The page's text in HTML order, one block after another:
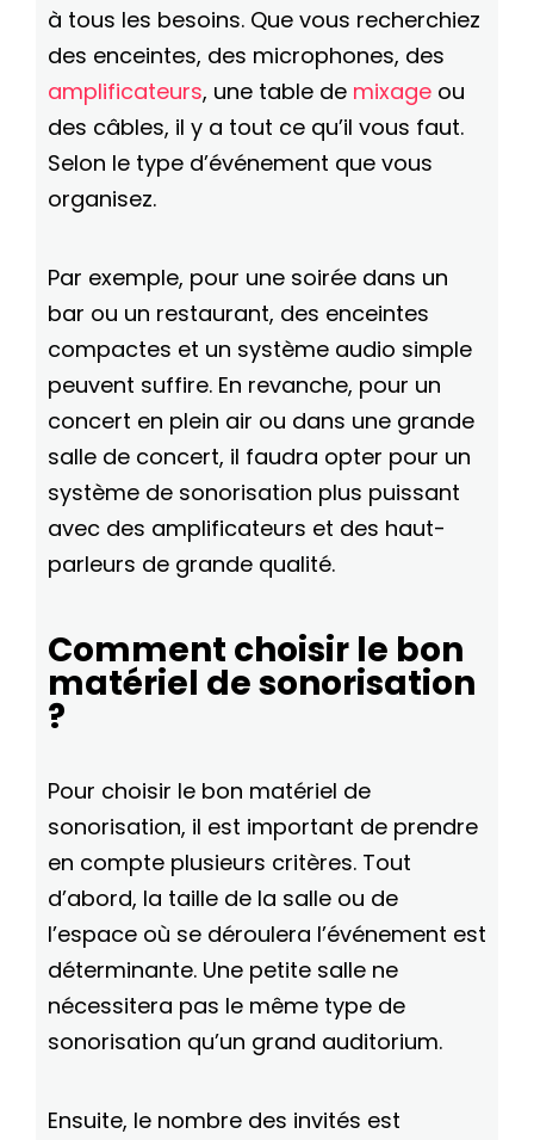
à tous les besoins. Que vous recherchiez
des enceintes, des microphones, des
amplificateurs, une table de mixage ou
des câbles, il y a tout ce qu’il vous faut.
Selon le type d’événement que vous
organisez.
Par exemple, pour une soirée dans un
bar ou un restaurant, des enceintes
compactes et un système audio simple
peuvent suffire. En revanche, pour un
concert en plein air ou dans une grande
salle de concert, il faudra opter pour un
système de sonorisation plus puissant
avec des amplificateurs et des haut-
parleurs de grande qualité.
Comment choisir le bon
matériel de sonorisation
?
Pour choisir le bon matériel de
sonorisation, il est important de prendre
en compte plusieurs critères. Tout
d’abord, la taille de la salle ou de
l’espace où se déroulera l’événement est
déterminante. Une petite salle ne
nécessitera pas le même type de
sonorisation qu’un grand auditorium.
Ensuite, le nombre des invités est